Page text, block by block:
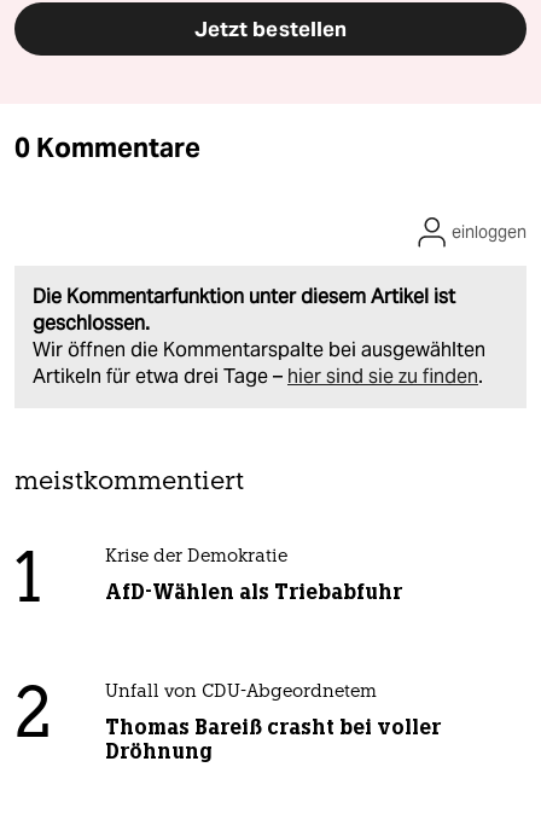
Jetzt bestellen
0 Kommentare
Die Kommentarfunktion unter diesem Artikel ist
geschlossen.
Wir öffnen die Kommentarspalte bei ausgewählten
Artikeln für etwa drei Tage – hier sind sie zu finden.
einloggen
meistkommentiert
1 Krise der Demokratie
AfD-Wählen als Triebabfuhr
2 Unfall von CDU-Abgeordnetem
Thomas Bareiß crasht bei voller
Dröhnung